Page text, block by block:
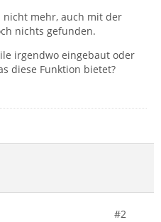
mehr, auch mit der
nichts gefunden.
irgendwo eingebaut oder
diese Funktion bietet?
#2